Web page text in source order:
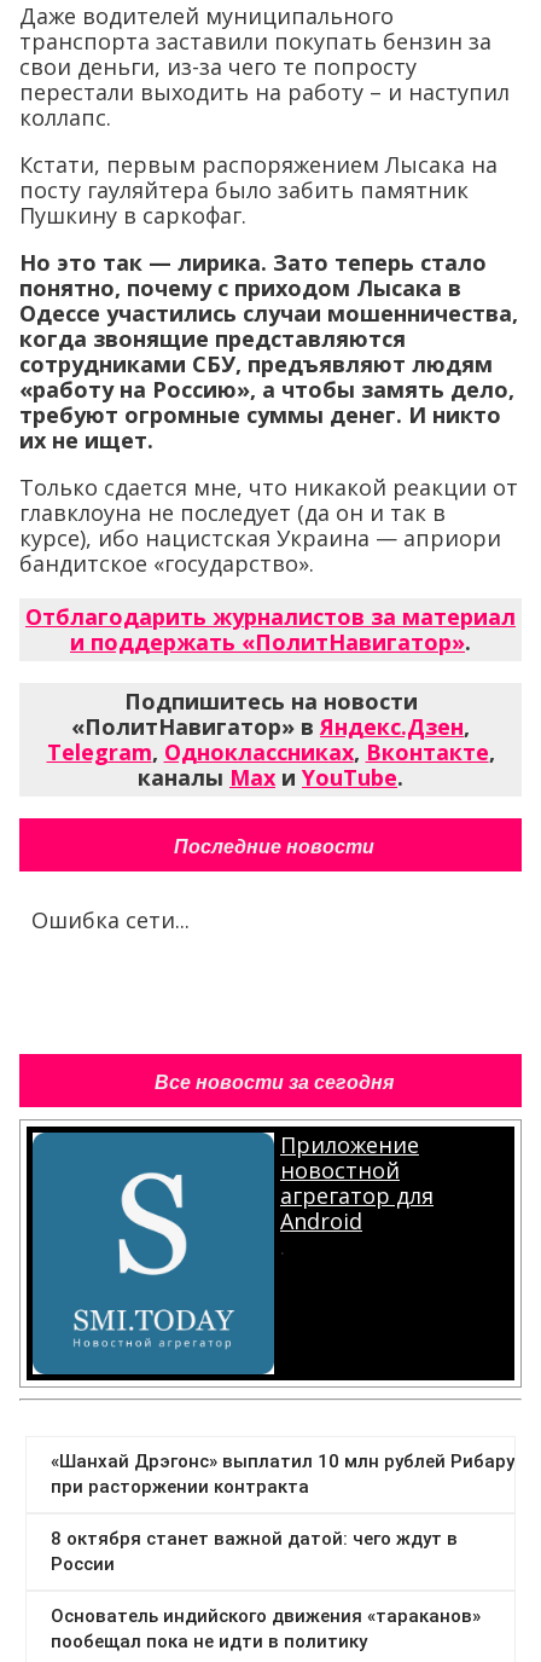
Даже водителей муниципального
транспорта заставили покупать бензин за
свои деньги, из-за чего те попросту
перестали выходить на работу – и наступил
коллапс.
Кстати, первым распоряжением Лысака на
посту гауляйтера было забить памятник
Пушкину в саркофаг.
Но это так — лирика. Зато теперь стало
понятно, почему с приходом Лысака в
Одессе участились случаи мошенничества,
когда звонящие представляются
сотрудниками СБУ, предъявляют людям
«работу на Россию», а чтобы замять дело,
требуют огромные суммы денег. И никто
их не ищет.
Только сдается мне, что никакой реакции от
главклоуна не последует (да он и так в
курсе), ибо нацистская Украина — априори
бандитское «государство».
Отблагодарить журналистов за материал
и поддержать «ПолитНавигатор».
Подпишитесь на новости
«ПолитНавигатор» вЯндекс.Дзен,
Telegram, Одноклассниках, Вконтакте,
каналы Max и YouTube.
Последние новости
Ошибка сети...
Все новости за сегодня
Приложение
новостной
агрегатор для
Android
.